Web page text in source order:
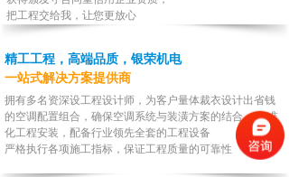
把工程交给我，让您更放心
精工工程，高端品质，银荣机电
一站式解决方案提供商
拥有多名资深设工程设计师，为客户量体裁衣设计出省钱
的空调配置组合，确保空调系统与装潢方案的结合。 标准
化工程安装，配备行业领先全套的工程设备
严格执行各项施工指标，保证工程质量的可靠性